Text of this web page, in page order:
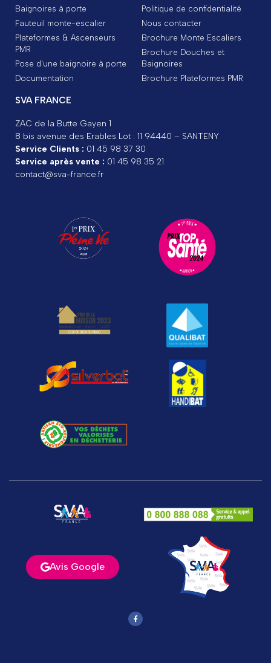
Baignoires à porte
Fauteuil monte-escalier
Plateformes & Ascenseurs
PMR
Pose d'une baignoire à porte
Documentation
Politique de confidentialité
Nous contacter
Brochure Monte Escaliers
Brochure Douches et
Baignoires
Brochure Plateformes PMR
SVA FRANCE
ZAC de la Butte Gayen 1
8 bis avenue des Erables Lot : 11 94440 – SANTENY
Service Clients : 01 45 98 37 30
Service après vente : 01 45 98 35 21
contact@sva-france.fr
Avis Google